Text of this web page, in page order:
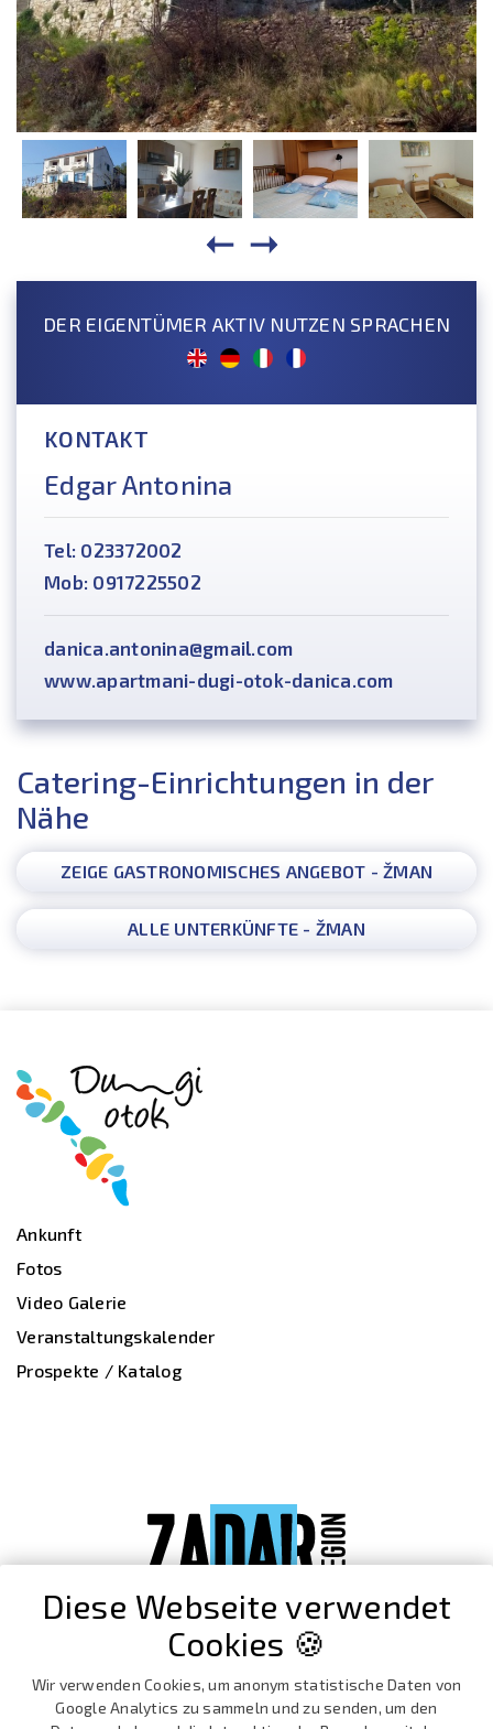
DER EIGENTÜMER AKTIV NUTZEN SPRACHEN
KONTAKT
Edgar Antonina
Tel: 023372002
Mob: 0917225502
danica.antonina@gmail.com
www.apartmani-dugi-otok-danica.com
Catering-Einrichtungen in der
Nähe
ZEIGE GASTRONOMISCHES ANGEBOT - ŽMAN
ALLE UNTERKÜNFTE - ŽMAN
Ankunft
Fotos
Video Galerie
Veranstaltungskalender
Prospekte / Katalog
Diese Webseite verwendet
Cookies 🍪
Wir verwenden Cookies, um anonym statistische Daten von
Google Analytics zu sammeln und zu senden, um den